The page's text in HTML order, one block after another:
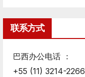
联系方式
巴西办公电话 ：
+55 (11) 3214-2266